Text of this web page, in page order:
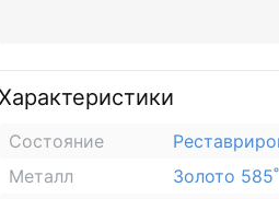
Состояние
Металл
Золото 585˚